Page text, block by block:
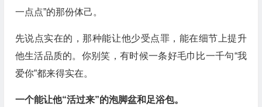
一点点”的那份体己。
先说点实在的，那种能让他少受点罪，能在细节上提升
他生活品质的。你别笑，有时候一条好毛巾比一千句“我
爱你”都来得实在。
一个能让他“活过来”的泡脚盆和足浴包。